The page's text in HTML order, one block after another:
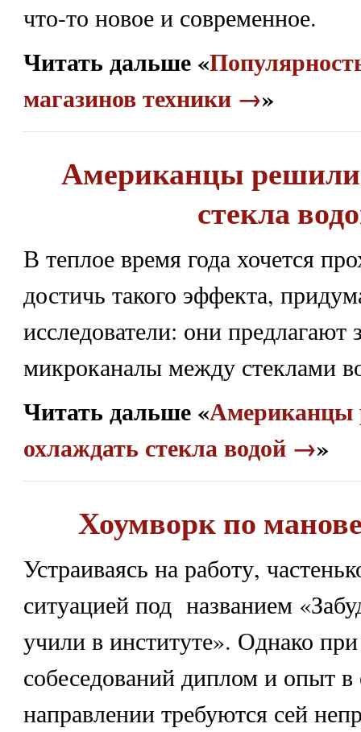
что-то новое и современное.
Читать дальше «
магазинов техники →»
Американцы решили
стекла
В теплое время года хочется
достичь такого эффекта,
исследователи: они предлагают
микроканалы между стеклами
Читать дальше «Американцы
охлаждать стекла водой →»
Хоумворк по
Устраиваясь на работу,
ситуацией под названием
учили в институте». Однако
собеседований диплом и опыт
направлении требуются сей